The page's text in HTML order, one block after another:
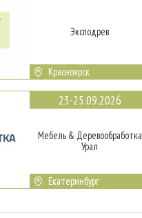
Эксподрев
Красноярск
23-25.09.2026
Мебель & Деревообработка
Урал
Екатеринбург